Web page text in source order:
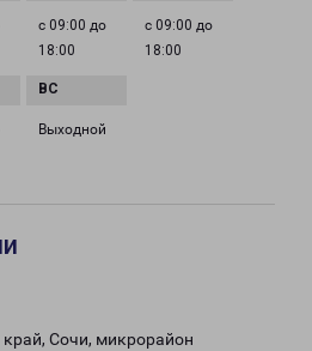
с 09:00 до
18:00
с 09:00 до
18:00
Выходной
Сочи, микрорайон